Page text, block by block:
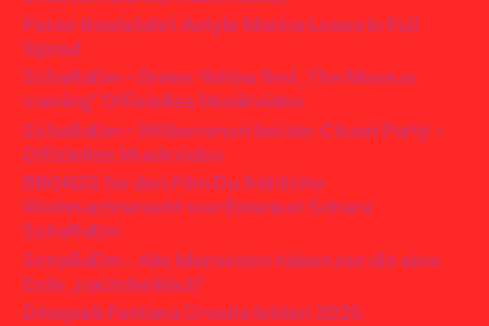
Porec Bootsfahrt Astyle Marine Luxus in Full
Speed
SchaRaEm – Green Yellow Red „The Moon is
coming“ Offizielles Musikvideo
SchaRaEm – Willkommen bei der Clown Party –
Offizielles Musikvideo
BRONZE für den Film Du fröhliche
Weihnachtsnacht von Emanuel Schara
SchaRaEm
SchaRaEm – Alle Menschen haben nur die eine
Erde „nachdenklich“
Dinopark Funtana Croatia Istrien 2025